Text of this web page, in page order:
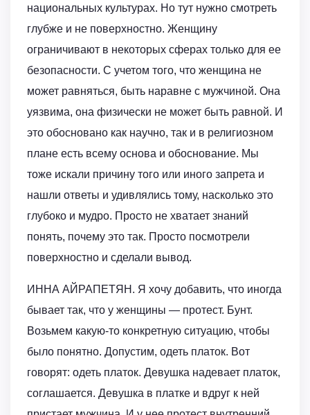
национальных культурах. Но тут нужно смотреть
глубже и не поверхностно. Женщину
ограничивают в некоторых сферах только для ее
безопасности. С учетом того, что женщина не
может равняться, быть наравне с мужчиной. Она
уязвима, она физически не может быть равной. И
это обосновано как научно, так и в религиозном
плане есть всему основа и обоснование. Мы
тоже искали причину того или иного запрета и
нашли ответы и удивлялись тому, насколько это
глубоко и мудро. Просто не хватает знаний
понять, почему это так. Просто посмотрели
поверхностно и сделали вывод.
ИННА АЙРАПЕТЯН. Я хочу добавить, что иногда
бывает так, что у женщины — протест. Бунт.
Возьмем какую-то конкретную ситуацию, чтобы
было понятно. Допустим, одеть платок. Вот
говорят: одеть платок. Девушка надевает платок,
соглашается. Девушка в платке и вдруг к ней